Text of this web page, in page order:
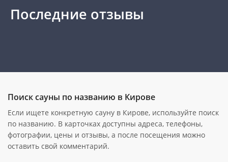
Последние отзывы
Поиск сауны по названию в Кирове
Если ищете конкретную сауну в Кирове, используйте поиск
по названию. В карточках доступны адреса, телефоны,
фотографии, цены и отзывы, а после посещения можно
оставить свой комментарий.